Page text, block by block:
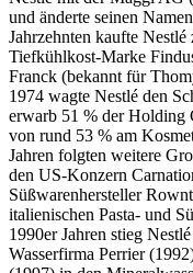
und änderte seinen
Jahrzehnten kaufte
Tiefkühlkost-Marke
Franck (bekannt für
1974 wagte Nestlé den
erwarb 51 % der Holding
von rund 53 % am
Jahren folgten weitere
den US-Konzern
Süßwarenhersteller
italienischen Pasta- und
1990er Jahren stieg
Wasserfirma Perrier